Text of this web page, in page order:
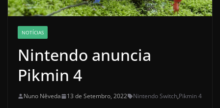
NOTÍCIAS
Nintendo anuncia
Pikmin 4
Nuno Nêveda 13 de Setembro, 2022 Nintendo Switch,Pikmin 4